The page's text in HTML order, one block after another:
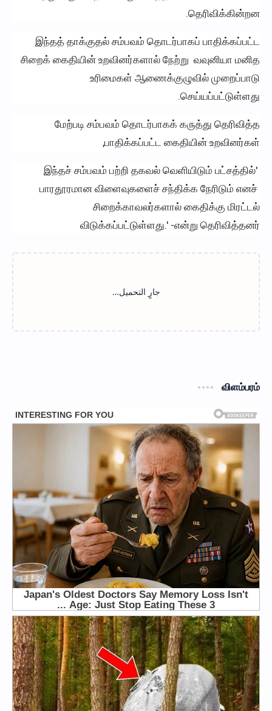
தெரிவிக்கின்றன.
இந்தத் தாக்குதல் சம்பவம் தொடர்பாகப் பாதிக்கப்பட்ட
சிறைக் கைதியின் உறவினர்களால் நேற்று வவுனியா மனித
உரிமைகள் ஆணைக்குழுவில் முறைப்பாடு
செய்யப்பட்டுள்ளது.
மேற்படி சம்பவம் தொடர்பாகக் கருத்து தெரிவித்த
பாதிக்கப்பட்ட கைதியின் உறவினர்கள்,
'இந்தச் சம்பவம் பற்றி தகவல் வெளியிடும் பட்சத்தில்
பாரதூரமான விளைவுகளைச் சந்திக்க நேரிடும் எனச்
சிறைக்காவலர்களால் கைதிக்கு மிரட்டல்
விடுக்கப்பட்டுள்ளது.' -என்று தெரிவித்தனர்
விளம்பரம்